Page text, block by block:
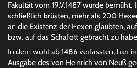
Fakultät vom 19.V.1487 wurde bemüht.
schließlich brüsten, mehr als 200
an die Existenz der Hexen glaubten,
bzw. auf das Schafott gebracht zu
In dem wohl ab 1486 verfassten, hier
Ausgabe des von Heinrich von Neuß